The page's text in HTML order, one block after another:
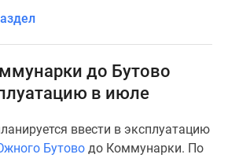
до Бутово
в июле
ввести в эксплуатацию
Бутово до Коммунарки. По